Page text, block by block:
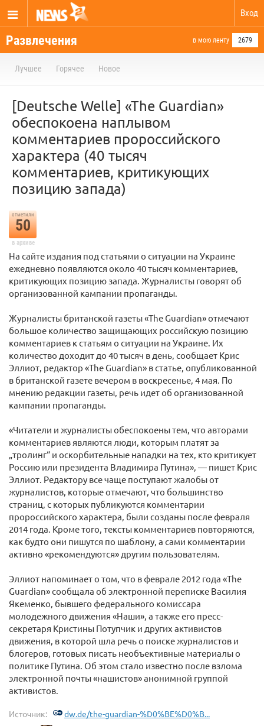
Вход
Развлечения в мою ленту 2679
Лучшее Горячее Новое
[Deutsche Welle] «The Guardian»
обеспокоена наплывом
комментариев пророссийского
характера (40 тысяч
комментариев, критикующих
позицию запада)
отметили
50
в архиве
На сайте издания под статьями о ситуации на Украине
ежедневно появляются около 40 тысяч комментариев,
критикующих позицию запада. Журналисты говорят об
организованной кампании пропаганды.
Журналисты британской газеты «The Guardian» отмечают
большое количество защищающих российскую позицию
комментариев к статьям о ситуации на Украине. Их
количество доходит до 40 тысяч в день, сообщает Крис
Эллиот, редактор «The Guardian» в статье, опубликованной
в британской газете вечером в воскресенье, 4 мая. По
мнению редакции газеты, речь идет об организованной
кампании пропаганды.
«Читатели и журналисты обеспокоены тем, что авторами
комментариев являются люди, которым платят за
„тролинг“ и оскорбительные нападки на тех, кто критикует
Россию или президента Владимира Путина», — пишет Крис
Эллиот. Редактору все чаще поступают жалобы от
журналистов, которые отмечают, что большинство
страниц, с которых публикуются комментарии
пророссийского характера, были созданы после февраля
2014 года. Кроме того, тексты комментариев повторяются,
как будто они пишутся по шаблону, а сами комментарии
активно «рекомендуются» другим пользователям.
Эллиот напоминает о том, что в феврале 2012 года «The
Guardian» сообщала об электронной переписке Василия
Якеменко, бывшего федерального комиссара
молодежного движения «Наши», а также его пресс-
секретаря Кристины Потупчик и других активистов
движения, в которой шла речь о поиске журналистов и
блогеров, готовых писать необъективные материалы о
политике Путина. Об этом стало известно после взлома
электронной почты «нашистов» анонимной группой
активистов.
Источник: dw.de/the-guardian-%D0%BE%D0%B...